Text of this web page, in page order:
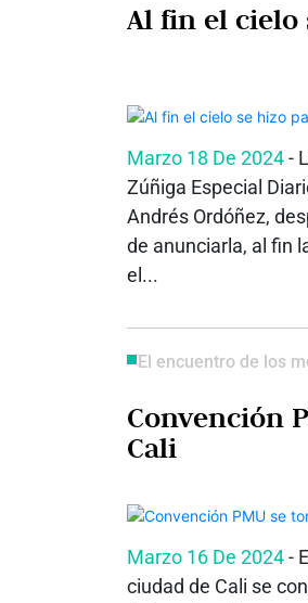
Al fin el cielo
Marzo 18 De 2024-
Zúñiga Especial
Andrés Ordóñez,
de anunciarla, al fin
el...
El encuentro de los
Convención
Cali
Marzo 16 De 2024-
ciudad de Cali se